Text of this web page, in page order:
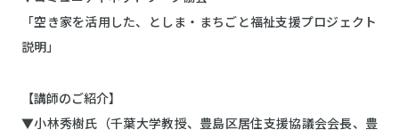
「空き家を活用した、としま・まちごと福祉支援プロジェクト
説明」
【講師のご紹介】
▼小林秀樹氏（千葉大学教授、豊島区居住支援協議会会長、豊